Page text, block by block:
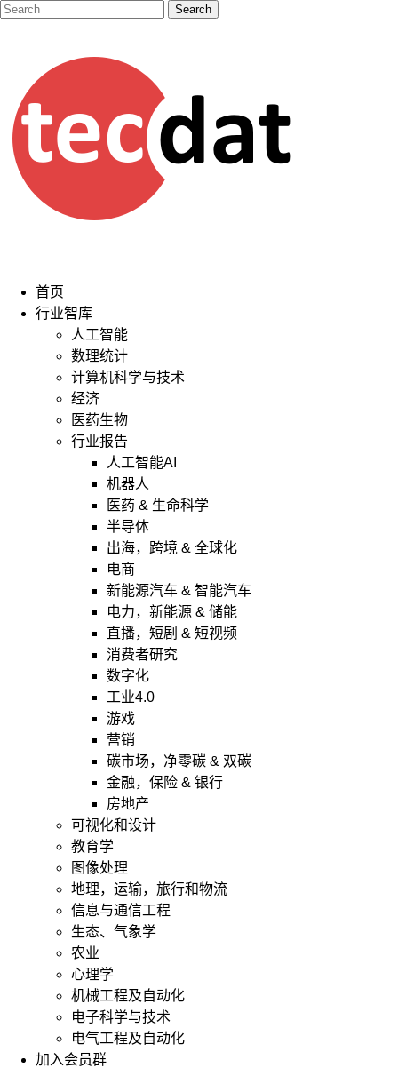
首页
行业智库
人工智能
数理统计
计算机科学与技术
经济
医药生物
行业报告
人工智能AI
机器人
医药 & 生命科学
半导体
出海，跨境 & 全球化
电商
新能源汽车 & 智能汽车
电力，新能源 & 储能
直播，短剧 & 短视频
消费者研究
数字化
工业4.0
游戏
营销
碳市场，净零碳 & 双碳
金融，保险 & 银行
房地产
可视化和设计
教育学
图像处理
地理，运输，旅行和物流
信息与通信工程
生态、气象学
农业
心理学
机械工程及自动化
电子科学与技术
电气工程及自动化
加入会员群